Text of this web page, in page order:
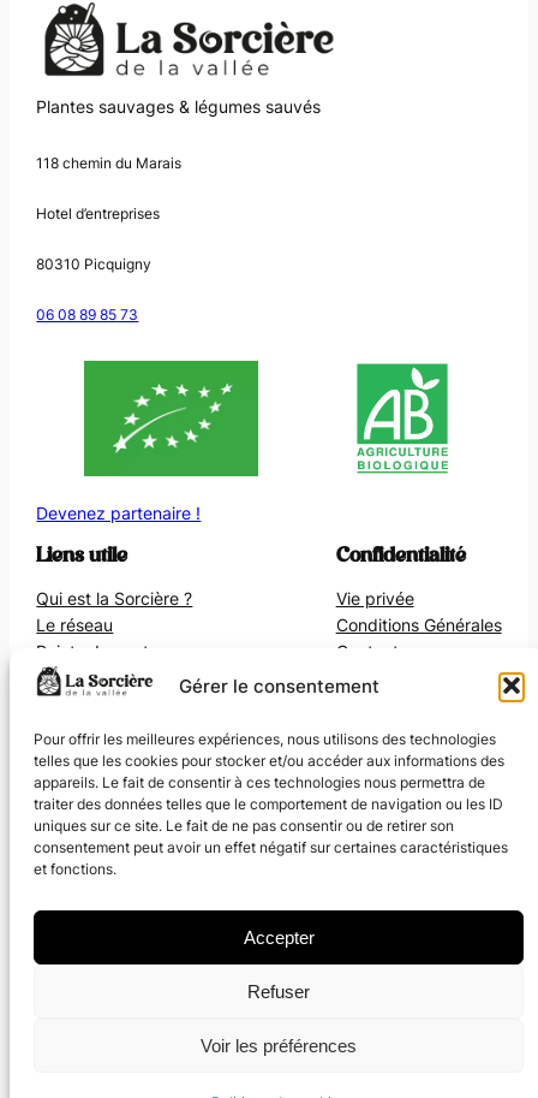
Gérer le consentement
Pour offrir les meilleures expériences, nous utilisons des technologies
telles que les cookies pour stocker et/ou accéder aux informations des
appareils. Le fait de consentir à ces technologies nous permettra de
traiter des données telles que le comportement de navigation ou les ID
uniques sur ce site. Le fait de ne pas consentir ou de retirer son
consentement peut avoir un effet négatif sur certaines caractéristiques
et fonctions.
Accepter
Refuser
Voir les préférences
Plantes sauvages & légumes sauvés
118 chemin du Marais
Hotel d’entreprises
80310 Picquigny
06 08 89 85 73
Devenez partenaire !
Liens utile
Qui est la Sorcière ?
Le réseau
Points de vente
Confidentialité
Vie privée
Conditions Générales
Contact
Réseaux sociaux
Facebook
Instagram
LinkedIn
cadre de France 2030